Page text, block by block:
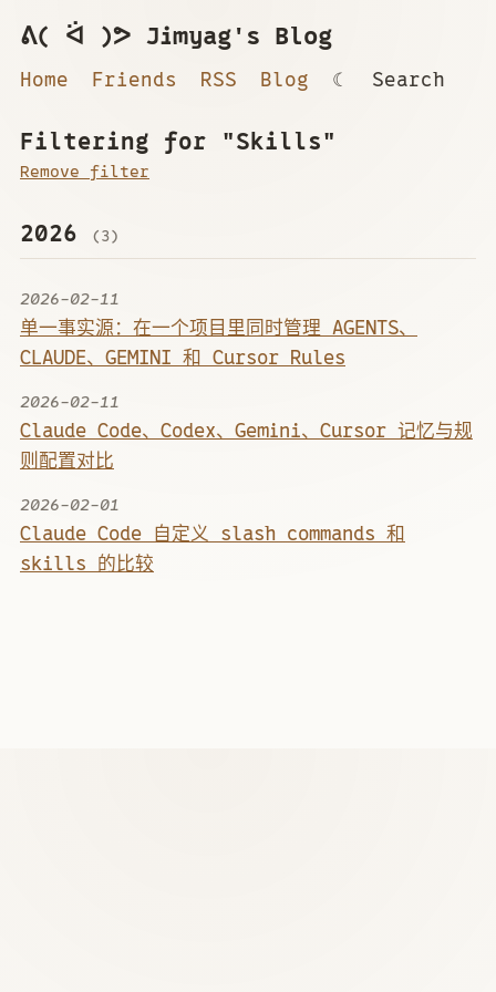
ᕕ( ᐛ )ᕗ Jimyag's Blog
Home Friends RSS Blog ☾ Search
Filtering for "Skills"
Remove filter
2026 (3)
2026-02-11
单一事实源：在一个项目里同时管理 AGENTS、
CLAUDE、GEMINI 和 Cursor Rules
2026-02-11
Claude Code、Codex、Gemini、Cursor 记忆与规
则配置对比
2026-02-01
Claude Code 自定义 slash commands 和
skills 的比较